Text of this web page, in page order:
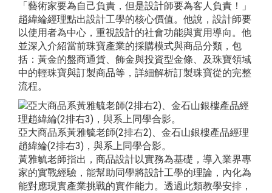
「藝術家要為自己負責，但是設計師要為客人負責！」
趙緯綸經理點出設計工學的核心價值。他說，設計師要
以使用者為中心，重視設計的社會功能與實用導向。他
並深入介紹當前珠寶產業的採購模式與商品分類，包
括：黃金的盤商通貨、飾金與投資型金條、及珠寶領域
中的輕珠寶與訂製商品等，詳細解析訂製珠寶從的完整
流程。
亞大商品系黃雅毓老師(2排右2)、金石山銀樓產品經理
趙緯綸(2排右3)，與系上同學合影。
黃雅毓老師指出，商品設計以實務為基礎，導入業界專
家的實戰經驗，能幫助同學將設計工學的理論，內化為
能對應現實產業挑戰的實作能力。透過此類教學安排，